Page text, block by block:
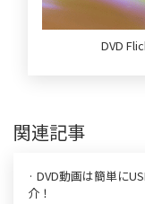
DVD
関連記事
· DVD動画は簡単に
介！